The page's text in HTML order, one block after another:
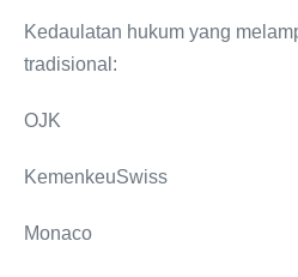
Kedaulatan hukum yang
tradisional:
OJK
KemenkeuSwiss
Monaco